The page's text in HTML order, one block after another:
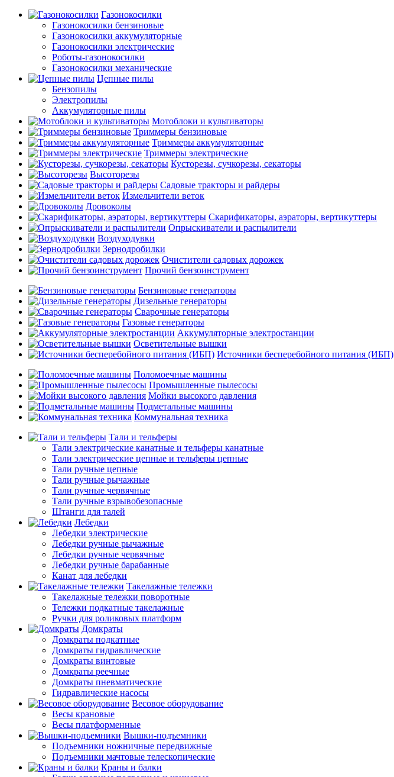
Газонокосилки
Газонокосилки бензиновые
Газонокосилки аккумуляторные
Газонокосилки электрические
Роботы-газонокосилки
Газонокосилки механические
Цепные пилы
Бензопилы
Электропилы
Аккумуляторные пилы
Мотоблоки и культиваторы
Триммеры бензиновые
Триммеры аккумуляторные
Триммеры электрические
Кусторезы, сучкорезы, секаторы
Высоторезы
Садовые тракторы и райдеры
Измельчители веток
Дровоколы
Скарификаторы, аэраторы, вертикуттеры
Опрыскиватели и распылители
Воздуходувки
Зернодробилки
Очистители садовых дорожек
Прочий бензоинструмент
Бензиновые генераторы
Дизельные генераторы
Сварочные генераторы
Газовые генераторы
Аккумуляторные электростанции
Осветительные вышки
Источники бесперебойного питания (ИБП)
Поломоечные машины
Промышленные пылесосы
Мойки высокого давления
Подметальные машины
Коммунальная техника
Тали и тельферы
Тали электрические канатные и тельферы канатные
Тали электрические цепные и тельферы цепные
Тали ручные цепные
Тали ручные рычажные
Тали ручные червячные
Тали ручные взрывобезопасные
Штанги для талей
Лебедки
Лебедки электрические
Лебедки ручные рычажные
Лебедки ручные червячные
Лебедки ручные барабанные
Канат для лебедки
Такелажные тележки
Такелажные тележки поворотные
Тележки подкатные такелажные
Ручки для роликовых платформ
Домкраты
Домкраты подкатные
Домкраты гидравлические
Домкраты винтовые
Домкраты реечные
Домкраты пневматические
Гидравлические насосы
Весовое оборудование
Весы крановые
Весы платформенные
Вышки-подъемники
Подъемники ножничные передвижные
Подъемники мачтовые телескопические
Краны и балки